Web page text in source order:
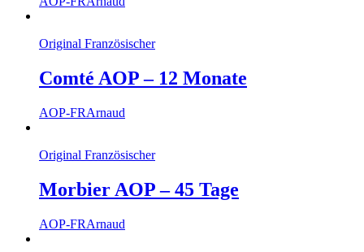
Original Französischer
Comté AOP – 12 Monate
AOP-FRArnaud
Original Französischer
Morbier AOP – 45 Tage
AOP-FRArnaud